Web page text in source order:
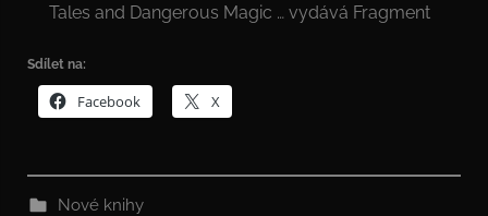
Tales and Dangerous Magic … vydává Fragment
Sdílet na:
Facebook X
Nové knihy